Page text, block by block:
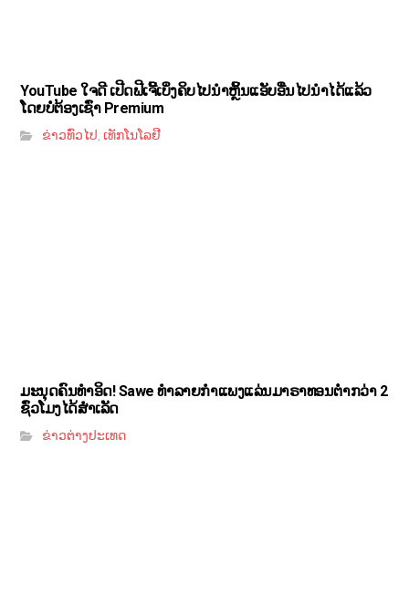
YouTube ໃຈດີ ເປີດຟີເຈີ້ເບິ່ງຄິບໄປນຳຫຼິ້ນແອັບອື່ນໄປນຳໄດ້ແລ້ວ
ໂດຍບໍ່ຕ້ອງເຊົ່າ Premium
ຂ່າວທົ່ວໄປ,ເທັກໂນໂລຢີ
ມະນຸດຄົນທຳອິດ! Sawe ທຳລາຍກຳແພງແລ່ນມາຣາທອນຕ່ຳກວ່າ 2
ຊົ່ວໂມງໄດ້ສຳເລັດ
ຂ່າວຕ່າງປະເທດ